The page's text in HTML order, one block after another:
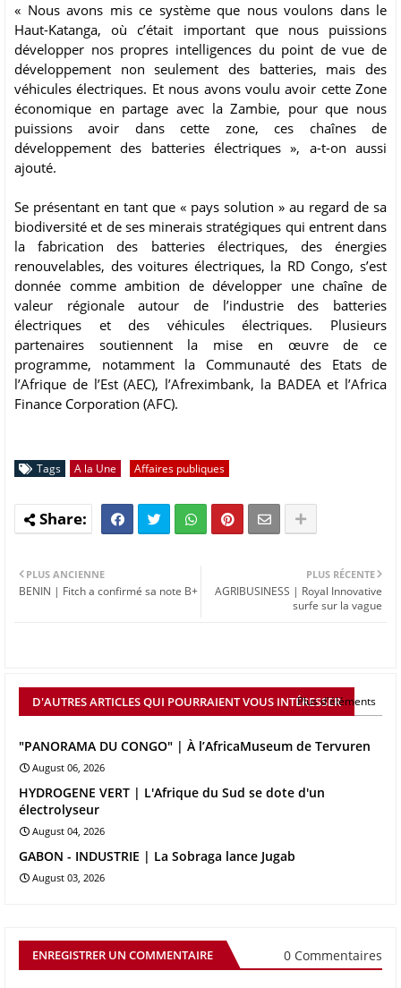
« Nous avons mis ce système que nous voulons dans le
Haut-Katanga, où c’était important que nous puissions
développer nos propres intelligences du point de vue de
développement non seulement des batteries, mais des
véhicules électriques. Et nous avons voulu avoir cette Zone
économique en partage avec la Zambie, pour que nous
puissions avoir dans cette zone, ces chaînes de
développement des batteries électriques », a-t-on aussi
ajouté.
Se présentant en tant que « pays solution » au regard de sa
biodiversité et de ses minerais stratégiques qui entrent dans
la fabrication des batteries électriques, des énergies
renouvelables, des voitures électriques, la RD Congo, s’est
donnée comme ambition de développer une chaîne de
valeur régionale autour de l’industrie des batteries
électriques et des véhicules électriques. Plusieurs
partenaires soutiennent la mise en œuvre de ce
programme, notamment la Communauté des Etats de
l’Afrique de l’Est (AEC), l’Afreximbank, la BADEA et l’Africa
Finance Corporation (AFC).
Tags A la Une Affaires publiques
PLUS RÉCENTE
AGRIBUSINESS | Royal Innovative
surfe sur la vague
PLUS ANCIENNE
BENIN | Fitch a confirmé sa note B+
D'AUTRES ARTICLES QUI POURRAIENT VOUS INTÉRESSER
Plus d'éléments
"PANORAMA DU CONGO" | À l’AfricaMuseum de Tervuren
August 06, 2026
HYDROGENE VERT | L'Afrique du Sud se dote d'un
électrolyseur
August 04, 2026
GABON - INDUSTRIE | La Sobraga lance Jugab
August 03, 2026
ENREGISTRER UN COMMENTAIRE 0 Commentaires